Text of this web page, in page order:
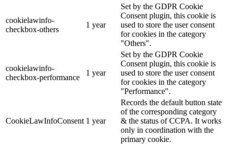
cookielawinfo-
checkbox-others
1 year
Set by the GDPR Cookie
Consent plugin, this cookie is
used to store the user consent
for cookies in the category
"Others".
cookielawinfo-
checkbox-performance
1 year
Set by the GDPR Cookie
Consent plugin, this cookie is
used to store the user consent
for cookies in the category
"Performance".
CookieLawInfoConsent 1 year
Records the default button state
of the corresponding category
& the status of CCPA. It works
only in coordination with the
primary cookie.